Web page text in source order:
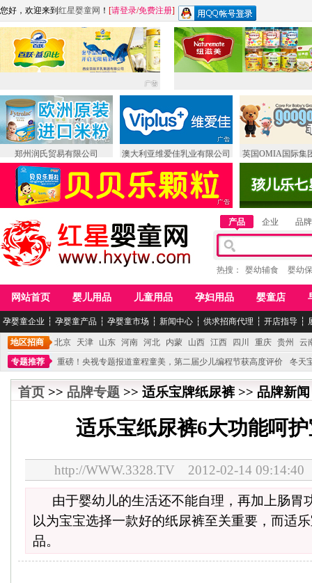
您好，欢迎来到 红星婴童网 ！ [请登录/免费注册]
郑州润氏贸易有限公司 澳大利亚维爱佳乳业有限公司 英国OMIA国际集
产品 企业 品牌
热搜： 婴幼辅食 婴幼
网站首页 婴儿用品 儿童用品 孕妇用品 婴童店
孕婴童企业 ┆ 孕婴童产品 ┆ 孕婴童市场 ┆ 新闻中心 ┆ 供求招商代理 ┆ 开店指导 ┆
地区招商 北京 天津 山东 河南 河北 内蒙 山西 江西 四川 重庆 贵州
云
专题推荐
重磅！央视专题报道童程童美，第二届少儿编程节获高度评价
冬天
不能再单纯地销售产品,而要向增强服务转型,毕竟母婴产品比较特殊。”
妇幼广场
首页 >> 品牌专题 >> 适乐宝牌纸尿裤 >> 品牌新
适乐宝纸尿裤6大功能呵
http://WWW.3328.TV 2012-02-14
由于婴幼儿的生活还不能自理，再加上肠胃
以为宝宝选择一款好的纸尿裤至关重要，而适
品。